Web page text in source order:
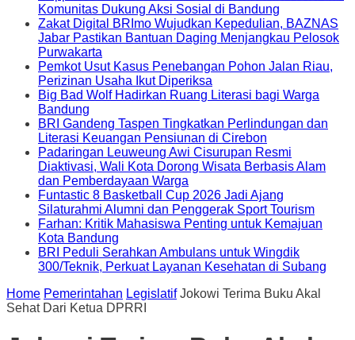
Komunitas Dukung Aksi Sosial di Bandung
Zakat Digital BRImo Wujudkan Kepedulian, BAZNAS
Jabar Pastikan Bantuan Daging Menjangkau Pelosok
Purwakarta
Pemkot Usut Kasus Penebangan Pohon Jalan Riau,
Perizinan Usaha Ikut Diperiksa
Big Bad Wolf Hadirkan Ruang Literasi bagi Warga
Bandung
BRI Gandeng Taspen Tingkatkan Perlindungan dan
Literasi Keuangan Pensiunan di Cirebon
Padaringan Leuweung Awi Cisurupan Resmi
Diaktivasi, Wali Kota Dorong Wisata Berbasis Alam
dan Pemberdayaan Warga
Funtastic 8 Basketball Cup 2026 Jadi Ajang
Silaturahmi Alumni dan Penggerak Sport Tourism
Farhan: Kritik Mahasiswa Penting untuk Kemajuan
Kota Bandung
BRI Peduli Serahkan Ambulans untuk Wingdik
300/Teknik, Perkuat Layanan Kesehatan di Subang
Home Pemerintahan Legislatif Jokowi Terima Buku Akal
Sehat Dari Ketua DPRRI